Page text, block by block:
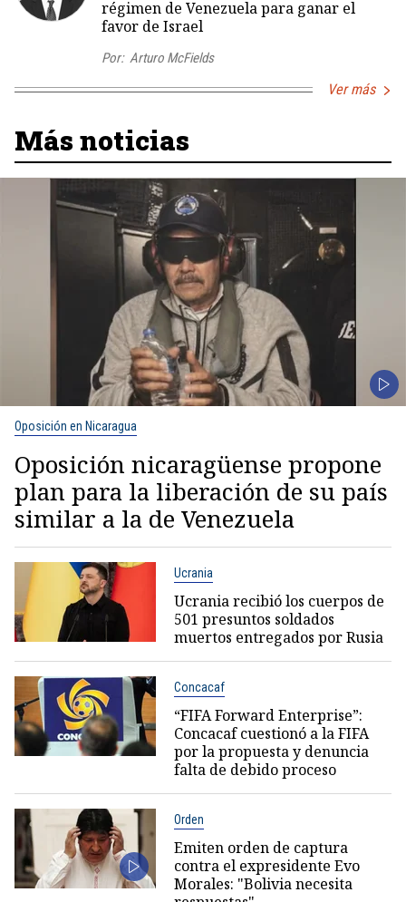
régimen de Venezuela para ganar el
favor de Israel
Por: Arturo McFields
Ver más
Más noticias
Oposición en Nicaragua
Oposición nicaragüense propone
plan para la liberación de su país
similar a la de Venezuela
Ucrania
Ucrania recibió los cuerpos de
501 presuntos soldados
muertos entregados por Rusia
Concacaf
“FIFA Forward Enterprise”:
Concacaf cuestionó a la FIFA
por la propuesta y denuncia
falta de debido proceso
Orden
Emiten orden de captura
contra el expresidente Evo
Morales: "Bolivia necesita